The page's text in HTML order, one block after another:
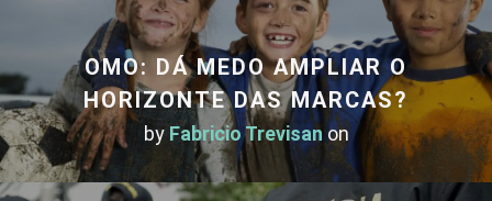
OMO: DÁ MEDO AMPLIAR O
HORIZONTE DAS MARCAS?
by Fabricio Trevisanon